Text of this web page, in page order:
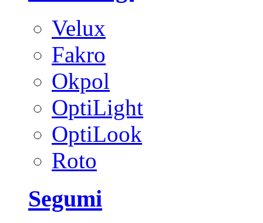
Velux
Fakro
Okpol
OptiLight
OptiLook
Roto
Segumi